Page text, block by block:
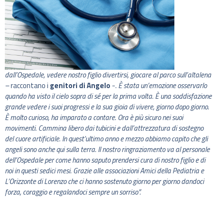
dall’Ospedale, vedere nostro figlio divertirsi, giocare al parco sull’altalena
–raccontano i genitori di Angelo -. È stata un’emozione osservarlo
quando ha visto il cielo sopra di sé per la prima volta. È una soddisfazione
grande vedere i suoi progressi e la sua gioia di vivere, giorno dopo giorno.
È molto curioso, ha imparato a contare. Ora è più sicuro nei suoi
movimenti. Cammina libero dai tubicini e dall’attrezzatura di sostegno
del cuore artificiale. In quest’ultimo anno e mezzo abbiamo capito che gli
angeli sono anche qui sulla terra. Il nostro ringraziamento va al personale
dell’Ospedale per come hanno saputo prendersi cura di nostro figlio e di
noi in questi sedici mesi. Grazie alle associazioni Amici della Pediatria e
L’Orizzonte di Lorenzo che ci hanno sostenuto giorno per giorno dandoci
forza, coraggio e regalandoci sempre un sorriso”.